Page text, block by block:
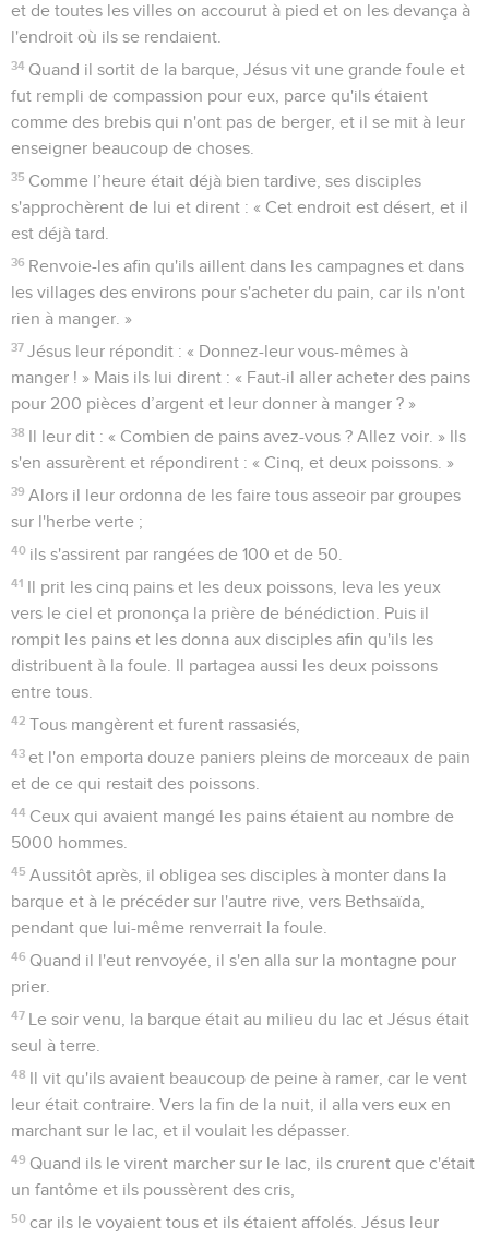
et de toutes les villes on accourut à pied et on les devança à
l'endroit où ils se rendaient.
34 Quand il sortit de la barque, Jésus vit une grande foule et
fut rempli de compassion pour eux, parce qu'ils étaient
comme des brebis qui n'ont pas de berger, et il se mit à leur
enseigner beaucoup de choses.
35 Comme l’heure était déjà bien tardive, ses disciples
s'approchèrent de lui et dirent : « Cet endroit est désert, et il
est déjà tard.
36 Renvoie-les afin qu'ils aillent dans les campagnes et dans
les villages des environs pour s'acheter du pain, car ils n'ont
rien à manger. »
37 Jésus leur répondit : « Donnez-leur vous-mêmes à
manger ! » Mais ils lui dirent : « Faut-il aller acheter des pains
pour 200 pièces d’argent et leur donner à manger ? »
38 Il leur dit : « Combien de pains avez-vous ? Allez voir. » Ils
s'en assurèrent et répondirent : « Cinq, et deux poissons. »
39 Alors il leur ordonna de les faire tous asseoir par groupes
sur l'herbe verte ;
40 ils s'assirent par rangées de 100 et de 50.
41 Il prit les cinq pains et les deux poissons, leva les yeux
vers le ciel et prononça la prière de bénédiction. Puis il
rompit les pains et les donna aux disciples afin qu'ils les
distribuent à la foule. Il partagea aussi les deux poissons
entre tous.
42 Tous mangèrent et furent rassasiés,
43 et l'on emporta douze paniers pleins de morceaux de pain
et de ce qui restait des poissons.
44 Ceux qui avaient mangé les pains étaient au nombre de
5000 hommes.
45 Aussitôt après, il obligea ses disciples à monter dans la
barque et à le précéder sur l'autre rive, vers Bethsaïda,
pendant que lui-même renverrait la foule.
46 Quand il l'eut renvoyée, il s'en alla sur la montagne pour
prier.
47 Le soir venu, la barque était au milieu du lac et Jésus était
seul à terre.
48 Il vit qu'ils avaient beaucoup de peine à ramer, car le vent
leur était contraire. Vers la fin de la nuit, il alla vers eux en
marchant sur le lac, et il voulait les dépasser.
49 Quand ils le virent marcher sur le lac, ils crurent que c'était
un fantôme et ils poussèrent des cris,
50 car ils le voyaient tous et ils étaient affolés. Jésus leur